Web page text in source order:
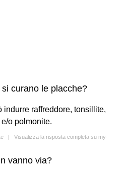
curano le placche?
indurre raffreddore, tonsillite,
o polmonite.
| Visualizza la risposta completa su my-
vanno via?